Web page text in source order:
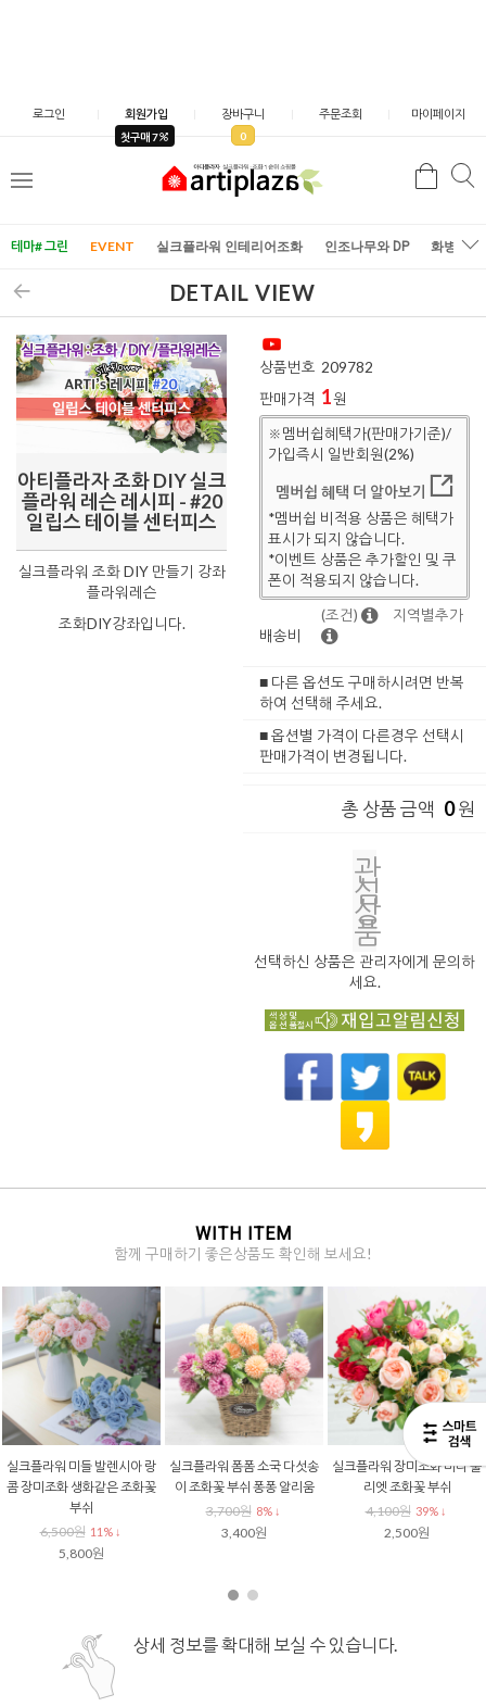
로그인 회원가입
첫구매 7
장바구니
0
주문조회 마이페이지
메
검
테마# 그린 EVENT 실크플라워 인테리어조화 인조나무와 DP 화병/화
DETAIL VIEW
아티플라자 조화 DIY 실크
플라워 레슨 레시피 - #20
일립스 테이블 센터피스
실크플라워 조화 DIY 만들기 강좌
플라워레슨
조화DIY강좌입니다.
상품번호 209782
판매가격 1원
※멤버쉽혜택가(판매가기준)/
가입즉시 일반회원(2%)
멤버쉽 혜택 더 알아보기
*멤버쉽 비적용 상품은 혜택가
표시가 되지 않습니다.
*이벤트 상품은 추가할인 및 쿠
폰이 적용되지 않습니다.
배송비
(조건) 지역별추가
■ 다른 옵션도 구매하시려면 반복
하여 선택해 주세요.
■ 옵션별 가격이 다른경우 선택시
판매가격이 변경됩니다.
총 상품 금액 0원
관
심
상
품
선택하신 상품은 관리자에게 문의하
세요.
WITH ITEM
함께 구매하기 좋은상품도 확인해 보세요!
실크플라워 미들 발렌시아 랑
콤 장미조화 생화같은 조화꽃
부쉬
6,500원 11% ↓
5,800원
실크플라워 폼폼 소국 다섯송
이 조화꽃 부쉬 퐁퐁 알리움
3,700원 8% ↓
3,400원
실크플라워 장미조화 미니 줄
리엣 조화꽃 부쉬
4,100원 39% ↓
2,500원
상세 정보를 확대해 보실 수 있습니다.